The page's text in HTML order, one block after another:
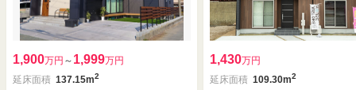
1,900万円 ～ 1,999万円
延床面積 137.15m2
1,430万円
延床面積 109.30m2